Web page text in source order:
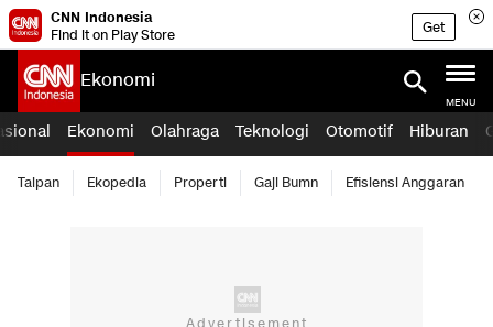
CNN Indonesia
Find it on Play Store
Get
Ekonomi
MENU
Ekonomi Olahraga Teknologi Otomotif Hiburan
Taipan Ekopedia Properti Gaji Bumn Efisiensi Anggaran